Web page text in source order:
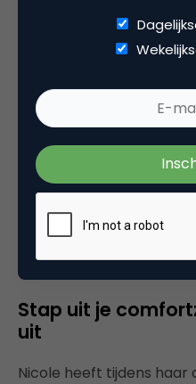
zijn. “Je kunt alle
weten van de klant,
samenwerking binnen
Silo’s verdwijnen
teams komen hiervoor
samen sparren en de
op elk niveau in de
aan het multidisciplinair
veel stappen gemaakt
organisatie.”
Stap uit je
uit
Nicole heeft tijdens